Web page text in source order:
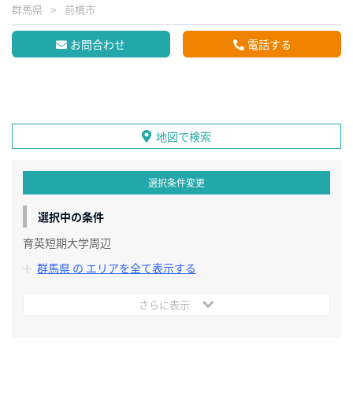
群馬県 前橋市
お問合わせ 電話する
地図で検索
選択条件変更
選択中の条件
育英短期大学周辺
群馬県 の エリアを全て表示する
さらに表示